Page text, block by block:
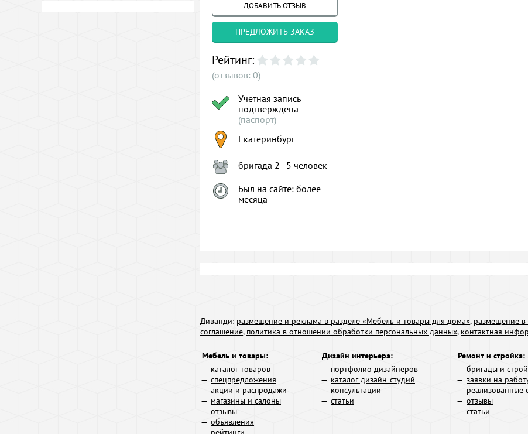
ДОБАВИТЬ ОТЗЫВ
ПРЕДЛОЖИТЬ ЗАКАЗ
Рейтинг:
(отзывов: 0)
Учетная запись
подтверждена
(паспорт)
Екатеринбург
бригада 2–5 человек
Был на сайте: более
месяца
Диванди: размещение и реклама в разделе «Мебель и товары для дома», размещение в
соглашение, политика в отношении обработки персональных данных, контактная
Мебель и товары:
каталог товаров
спецпредложения
акции и распродажи
магазины и салоны
отзывы
объявления
Дизайн интерьера:
портфолио дизайнеров
каталог дизайн-студий
консультации
статьи
Ремонт и стройка:
бригады и
заявки на
реализованные
отзывы
статьи